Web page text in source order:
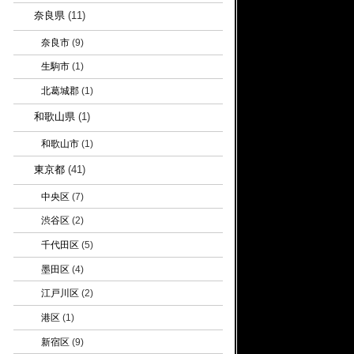
奈良県(11)
奈良市(9)
生駒市(1)
北葛城郡(1)
和歌山県(1)
和歌山市(1)
東京都(41)
中央区(7)
渋谷区 (2)
千代田区(5)
墨田区(4)
江戸川区 (2)
港区(1)
新宿区(9)